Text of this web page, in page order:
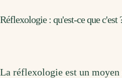
Réflexologie : qu'est-ce que c'est
La réflexologie est un